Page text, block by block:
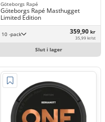
Göteborgs Rapé
Göteborgs Rapé Masthugget
Limited Edition
10 -pack 359,90 kr
35,99 kr/st
Slut i lager